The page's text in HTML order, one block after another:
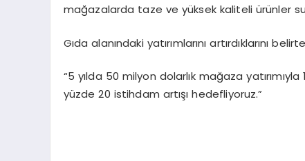
mağazalarda taze ve yüksek kaliteli ürünler
Gıda alanındaki yatırımlarını artırdıklarını
“5 yılda 50 milyon dolarlık mağaza
yüzde 20 istihdam artışı hedefliyoruz.”